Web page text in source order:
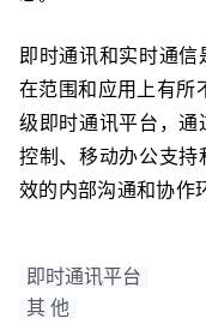
即时通讯和实时通
在范围和应用上有所
级即时通讯平台，
控制、移动办公支
效的内部沟通和协作
即时通讯平台
其 他